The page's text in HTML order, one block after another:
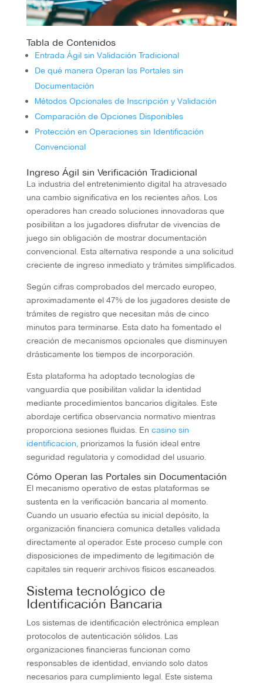
Tabla de Contenidos
Entrada Ágil sin Validación Tradicional
De qué manera Operan las Portales sin
Documentación
Métodos Opcionales de Inscripción y Validación
Comparación de Opciones Disponibles
Protección en Operaciones sin Identificación
Convencional
Ingreso Ágil sin Verificación Tradicional
La industria del entretenimiento digital ha atravesado
una cambio significativa en los recientes años. Los
operadores han creado soluciones innovadoras que
posibilitan a los jugadores disfrutar de vivencias de
juego sin obligación de mostrar documentación
convencional. Esta alternativa responde a una solicitud
creciente de ingreso inmediato y trámites simplificados.
Según cifras comprobados del mercado europeo,
aproximadamente el 47% de los jugadores desiste de
trámites de registro que necesitan más de cinco
minutos para terminarse. Esta dato ha fomentado el
creación de mecanismos opcionales que disminuyen
drásticamente los tiempos de incorporación.
Esta plataforma ha adoptado tecnologías de
vanguardia que posibilitan validar la identidad
mediante procedimientos bancarios digitales. Este
abordaje certifica observancia normativo mientras
proporciona sesiones fluidas. En casino sin
identificacion, priorizamos la fusión ideal entre
seguridad regulatoria y comodidad del usuario.
Cómo Operan las Portales sin Documentación
El mecanismo operativo de estas plataformas se
sustenta en la verificación bancaria al momento.
Cuando un usuario efectúa su inicial depósito, la
organización financiera comunica detalles validada
directamente al operador. Este proceso cumple con
disposiciones de impedimento de legitimación de
capitales sin requerir archivos físicos escaneados.
Sistema tecnológico de
Identificación Bancaria
Los sistemas de identificación electrónica emplean
protocolos de autenticación sólidos. Las
organizaciones financieras funcionan como
responsables de identidad, enviando solo datos
necesarios para cumplimiento legal. Este sistema